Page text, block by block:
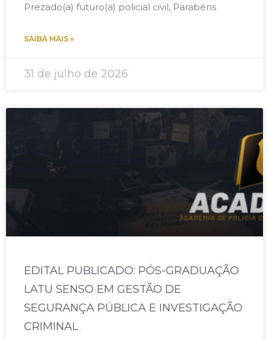
Prezado(a) futuro(a) policial civil, Parabéns
SAIBA MAIS »
31 de julho de 2026
EDITAL PUBLICADO: PÓS-GRADUAÇÃO
LATU SENSO EM GESTÃO DE
SEGURANÇA PÚBLICA E INVESTIGAÇÃO
CRIMINAL​